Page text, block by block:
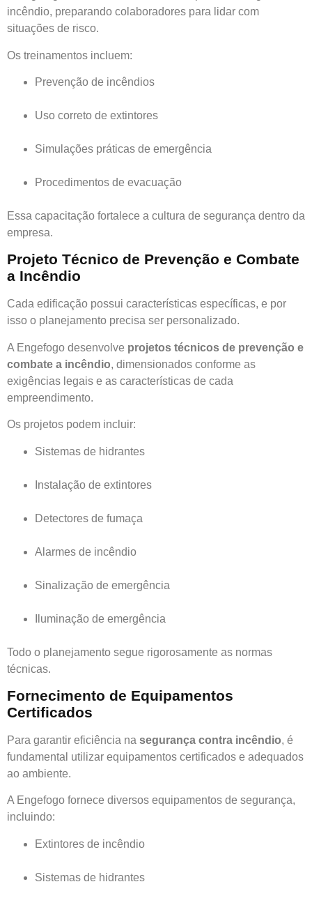
incêndio, preparando colaboradores para lidar com
situações de risco.
Os treinamentos incluem:
Prevenção de incêndios
Uso correto de extintores
Simulações práticas de emergência
Procedimentos de evacuação
Essa capacitação fortalece a cultura de segurança dentro da
empresa.
Projeto Técnico de Prevenção e Combate
a Incêndio
Cada edificação possui características específicas, e por
isso o planejamento precisa ser personalizado.
A Engefogo desenvolve projetos técnicos de prevenção e
combate a incêndio, dimensionados conforme as
exigências legais e as características de cada
empreendimento.
Os projetos podem incluir:
Sistemas de hidrantes
Instalação de extintores
Detectores de fumaça
Alarmes de incêndio
Sinalização de emergência
Iluminação de emergência
Todo o planejamento segue rigorosamente as normas
técnicas.
Fornecimento de Equipamentos
Certificados
Para garantir eficiência na segurança contra incêndio, é
fundamental utilizar equipamentos certificados e adequados
ao ambiente.
A Engefogo fornece diversos equipamentos de segurança,
incluindo:
Extintores de incêndio
Sistemas de hidrantes